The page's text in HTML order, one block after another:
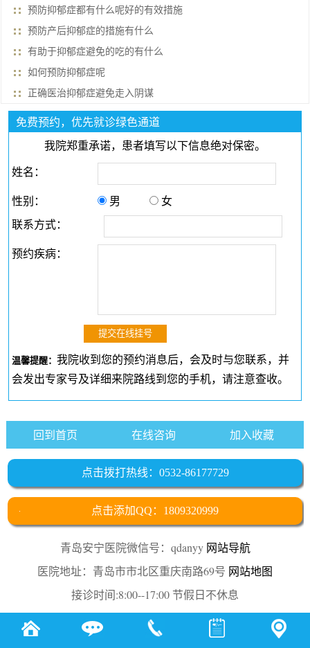
预防抑郁症都有什么呢好的有效措施
预防产后抑郁症的措施有什么
有助于抑郁症避免的吃的有什么
如何预防抑郁症呢
正确医治抑郁症避免走入阴谋
免费预约，优先就诊绿色通道
我院郑重承诺，患者填写以下信息绝对保密。
姓名：
性别：
男
女
联系方式：
预约疾病：
温馨提醒：我院收到您的预约消息后，会及时与您联系，并
会发出专家号及详细来院路线到您的手机，请注意查收。
回到首页 在线咨询 加入收藏
点击拨打热线：0532-86177729
点击添加QQ：1809320999
青岛安宁医院微信号：qdanyy 网站导航
医院地址：青岛市市北区重庆南路69号 网站地图
接诊时间:8:00--17:00 节假日不休息